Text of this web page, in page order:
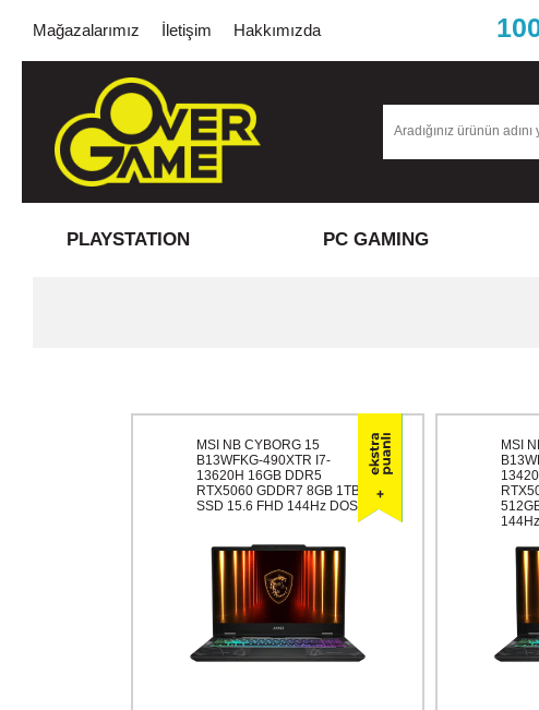
Mağazalarımız İletişim Hakkımızda
PLAYSTATION PC GAMING
MSI NB CYBORG 15
B13WFKG-490XTR I7-
13620H 16GB DDR5
RTX5060 GDDR7 8GB 1TB
SSD 15.6 FHD 144Hz DOS
MSI